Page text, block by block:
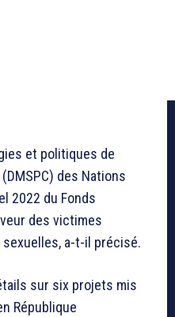
et politiques de
des Nations
2022 du Fonds
des victimes
sexuelles, a-t-il précisé.
sur six projets mis
République